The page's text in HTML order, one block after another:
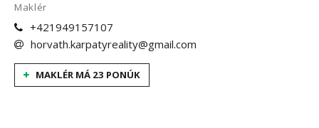
Maklér
+421949157107
horvath.karpatyreality@gmail.com
MAKLÉR MÁ 23 PONÚK